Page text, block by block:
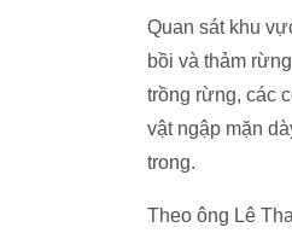
Quan sát khu
bồi và thảm
trồng rừng, các
vật ngập mặn
trong.
Theo ông Lê